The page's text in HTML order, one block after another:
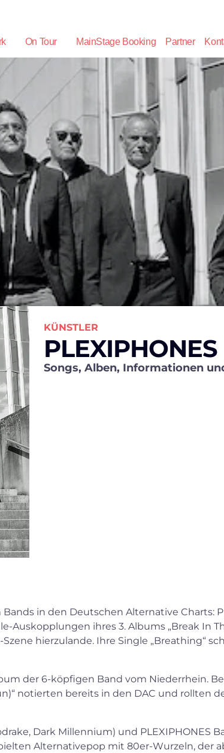
On Tour MainStage Booking Partner
KÜNSTLER
PLEXIPHONES
Songs, Alben, Informationen
in den Deutschen Alternative Charts:
Auskopplungen ihres 3. Albums „Break In
hierzulande. Ihre Single „Breathing“
der 6-köpfigen Band vom Niederrhein.
notierten bereits in den DAC und rollten
Dark Millennium) und PLEXIPHONES
Alternativepop mit 80er-Wurzeln, der